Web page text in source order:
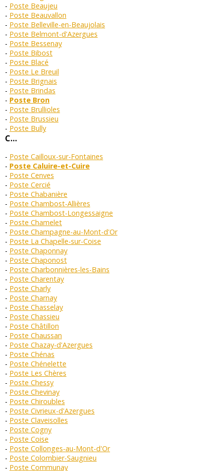
Poste Beaujeu
Poste Beauvallon
Poste Belleville-en-Beaujolais
Poste Belmont-d'Azergues
Poste Bessenay
Poste Bibost
Poste Blacé
Poste Le Breuil
Poste Brignais
Poste Brindas
Poste Bron
Poste Brullioles
Poste Brussieu
Poste Bully
C…
Poste Cailloux-sur-Fontaines
Poste Caluire-et-Cuire
Poste Cenves
Poste Cercié
Poste Chabanière
Poste Chambost-Allières
Poste Chambost-Longessaigne
Poste Chamelet
Poste Champagne-au-Mont-d'Or
Poste La Chapelle-sur-Coise
Poste Chaponnay
Poste Chaponost
Poste Charbonnières-les-Bains
Poste Charentay
Poste Charly
Poste Charnay
Poste Chasselay
Poste Chassieu
Poste Châtillon
Poste Chaussan
Poste Chazay-d'Azergues
Poste Chénas
Poste Chénelette
Poste Les Chères
Poste Chessy
Poste Chevinay
Poste Chiroubles
Poste Civrieux-d'Azergues
Poste Claveisolles
Poste Cogny
Poste Coise
Poste Collonges-au-Mont-d'Or
Poste Colombier-Saugnieu
Poste Communay